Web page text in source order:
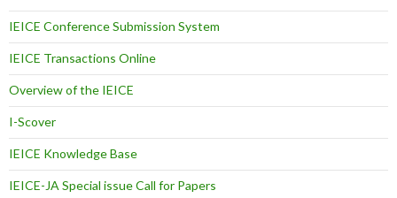
IEICE Conference Submission System
IEICE Transactions Online
Overview of the IEICE
I-Scover
IEICE Knowledge Base
IEICE-JA Special issue Call for Papers